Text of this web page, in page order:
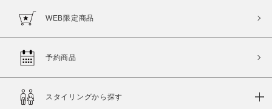
WEB限定商品
予約商品
スタイリングから探す